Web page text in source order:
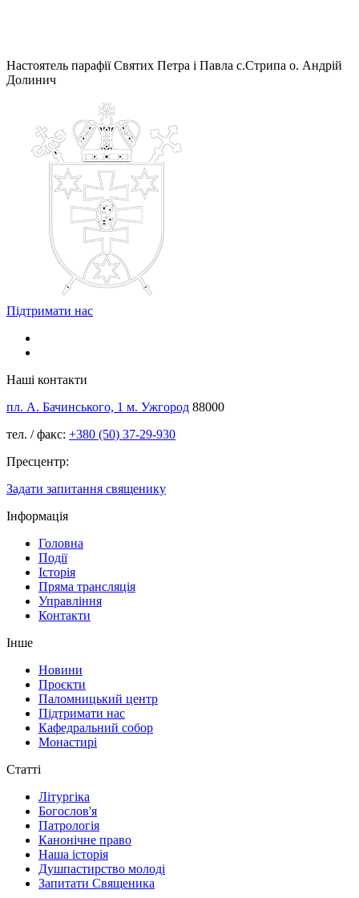
Настоятель парафії Святих Петра і Павла с.Стрипа о. Андрій
Долинич
Підтримати нас
Наші контакти
пл. А. Бачинського, 1 м. Ужгород 88000
тел. / факс: +380 (50) 37-29-930
Пресцентр:
Задати запитання священику
Інформація
Головна
Події
Історія
Пряма трансляція
Управління
Контакти
Інше
Новини
Проєкти
Паломницький центр
Підтримати нас
Кафедральний собор
Монастирі
Статті
Літургіка
Богослов'я
Патрологія
Канонічне право
Наша історія
Душпастирство молоді
Запитати Священика